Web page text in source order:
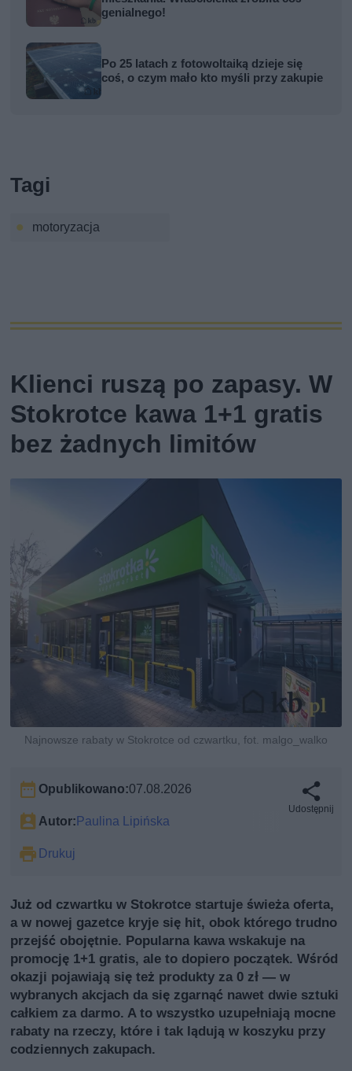
genialnego!
Po 25 latach z fotowoltaiką dzieje się
coś, o czym mało kto myśli przy zakupie
Tagi
motoryzacja
Klienci ruszą po zapasy. W
Stokrotce kawa 1+1 gratis
bez żadnych limitów
Najnowsze rabaty w Stokrotce od czwartku, fot. malgo_walko
Opublikowano:07.08.2026
Autor: Paulina Lipińska
Drukuj
Udostępnij
Już od czwartku w Stokrotce startuje świeża oferta,
a w nowej gazetce kryje się hit, obok którego trudno
przejść obojętnie. Popularna kawa wskakuje na
promocję 1+1 gratis, ale to dopiero początek. Wśród
okazji pojawiają się też produkty za 0 zł — w
wybranych akcjach da się zgarnąć nawet dwie sztuki
całkiem za darmo. A to wszystko uzupełniają mocne
rabaty na rzeczy, które i tak lądują w koszyku przy
codziennych zakupach.